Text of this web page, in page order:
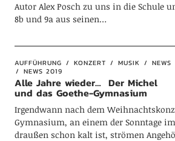
Autor Alex Posch zu uns in die Schule
8b und 9a aus seinen…
AUFFÜHRUNG KONZERT MUSIK
NEWS
NEWS 2019
Alle Jahre wieder… Der Michel
und das Goethe-Gymnasium
Irgendwann nach dem
Gymnasium, an einem der Sonntage
draußen schon kalt ist, strömen